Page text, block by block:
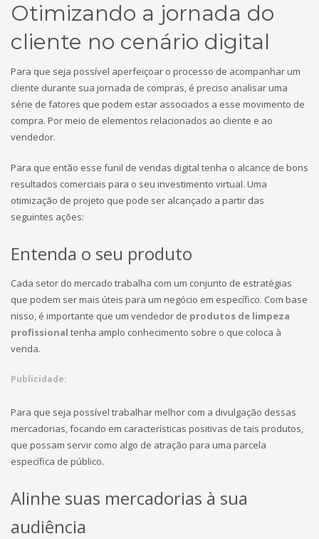
Otimizando a jornada do
cliente no cenário digital
Para que seja possível aperfeiçoar o processo de acompanhar um
cliente durante sua jornada de compras, é preciso analisar uma
série de fatores que podem estar associados a esse movimento de
compra. Por meio de elementos relacionados ao cliente e ao
vendedor.
Para que então esse funil de vendas digital tenha o alcance de bons
resultados comerciais para o seu investimento virtual. Uma
otimização de projeto que pode ser alcançado a partir das
seguintes ações:
Entenda o seu produto
Cada setor do mercado trabalha com um conjunto de estratégias
que podem ser mais úteis para um negócio em específico. Com base
nisso, é importante que um vendedor de produtos de limpeza
profissional tenha amplo conhecimento sobre o que coloca à
venda.
Publicidade:
Para que seja possível trabalhar melhor com a divulgação dessas
mercadorias, focando em características positivas de tais produtos,
que possam servir como algo de atração para uma parcela
específica de público.
Alinhe suas mercadorias à sua
audiência